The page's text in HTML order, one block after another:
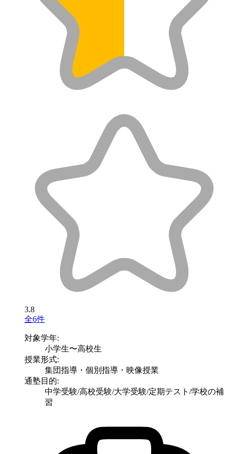
3.8
全6件
対象学年:
小学生〜高校生
授業形式:
集団指導・個別指導・映像授業
通塾目的:
中学受験/高校受験/大学受験/定期テスト/学校の補
習